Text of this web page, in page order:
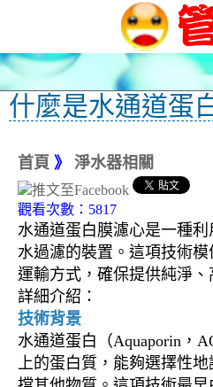
什麼是水通道蛋
首頁 》 淨水器相關
觀看次數：5817
水通道蛋白膜濾心是一種
水過濾的裝置。這項技術
運輸方式，確保提供純淨
詳細介紹：
技術背景
水通道蛋白（Aquaporin，
上的蛋白質，能夠選擇性